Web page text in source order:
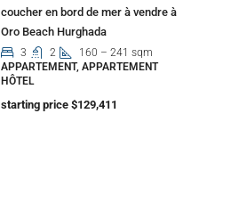
coucher en bord de mer à vendre à
Oro Beach Hurghada
3 2
160 – 241 sqm
APPARTEMENT, APPARTEMENT
HÔTEL
starting price $129,411